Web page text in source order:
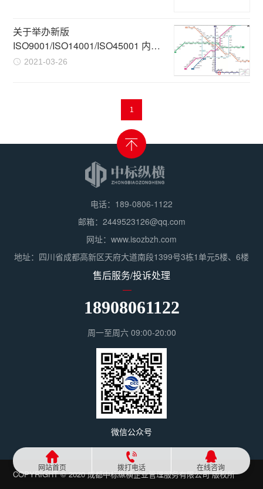
关于举办新版
ISO9001/ISO14001/ISO45001 内审
员培训班的通知
2021-03-26
1
电话：189-0806-1122
邮箱：2449523126@qq.com
网址：www.isozbzh.com
地址：四川省成都高新区天府大道南段1399号3栋1单元5楼、6楼
售后服务/投诉处理
18908061122
周一至周六 09:00-20:00
微信公众号
COPYRIGHT © 2020 成都中标纵横企业管理服务有限公司 版权所
网站首页 拨打电话 在线咨询